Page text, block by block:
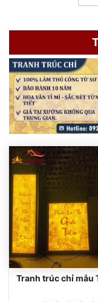
Tranh trúc chỉ mẫu